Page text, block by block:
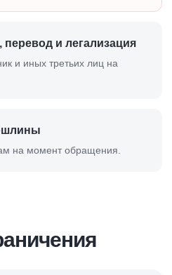
перевод и легализация
и иных третьих лиц на
на момент обращения.